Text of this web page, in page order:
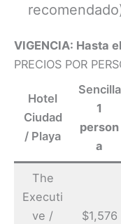
VIGENCIA: Hasta
PRECIOS POR
Hotel
Ciudad
/ Playa
Sencilla
1
person
a
The
Executi
ve /
$1,576